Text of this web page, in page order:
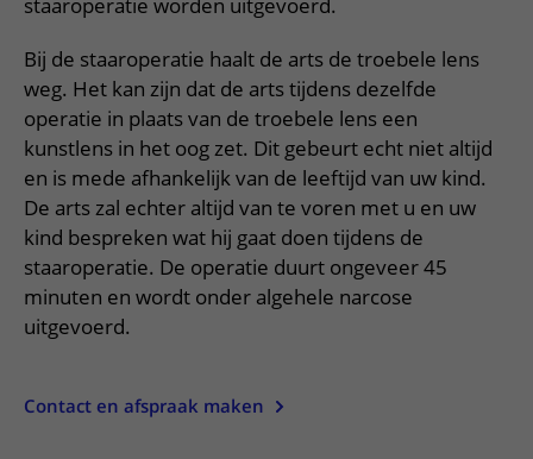
Zorgverleners
Onze verpleegafdelingen
Onze faciliteiten
Ondersteuning en begeleiding
Samen met kinderen en ouders
Ervaringen van patiënten
Regels en rechten
Zorgkosten
De organisatie
Werken in het WKZ
Onze Foundation
Parkeren
Virtuele plattegrond
Werken bij het WKZ
Steun het WKZ
Bij de staaroperatie haalt de arts de troebele lens
weg. Het kan zijn dat de arts tijdens dezelfde
operatie in plaats van de troebele lens een
kunstlens in het oog zet. Dit gebeurt echt niet altijd
en is mede afhankelijk van de leeftijd van uw kind.
De arts zal echter altijd van te voren met u en uw
kind bespreken wat hij gaat doen tijdens de
staaroperatie. De operatie duurt ongeveer 45
minuten en wordt onder algehele narcose
uitgevoerd.
Contact en afspraak maken